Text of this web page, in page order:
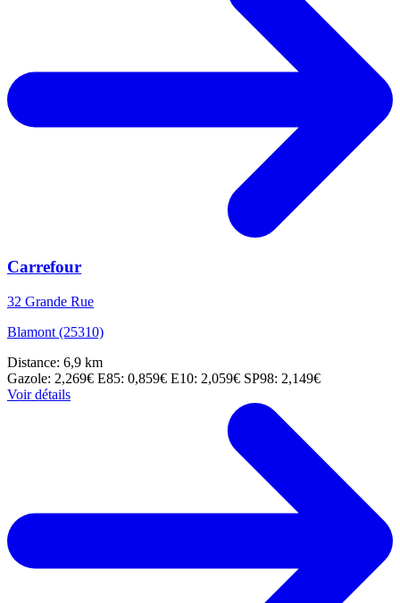
Carrefour
32 Grande Rue
Blamont (25310)
Distance: 6,9 km
Gazole: 2,269€ E85: 0,859€ E10: 2,059€ SP98: 2,149€
Voir détails